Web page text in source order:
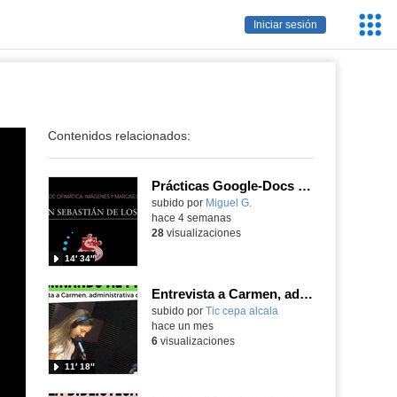
Iniciar sesión
Contenidos relacionados:
Prácticas Google-Docs Imágenes y marcas de agua
Contenido educativo.
subido por Miguel G.
14′ 34″
hace 4 semanas
28visualizaciones
Entrevista a Carmen, administrativa del centro
subido por Tic cepa alcala
11′ 18″
hace un mes
6visualizaciones